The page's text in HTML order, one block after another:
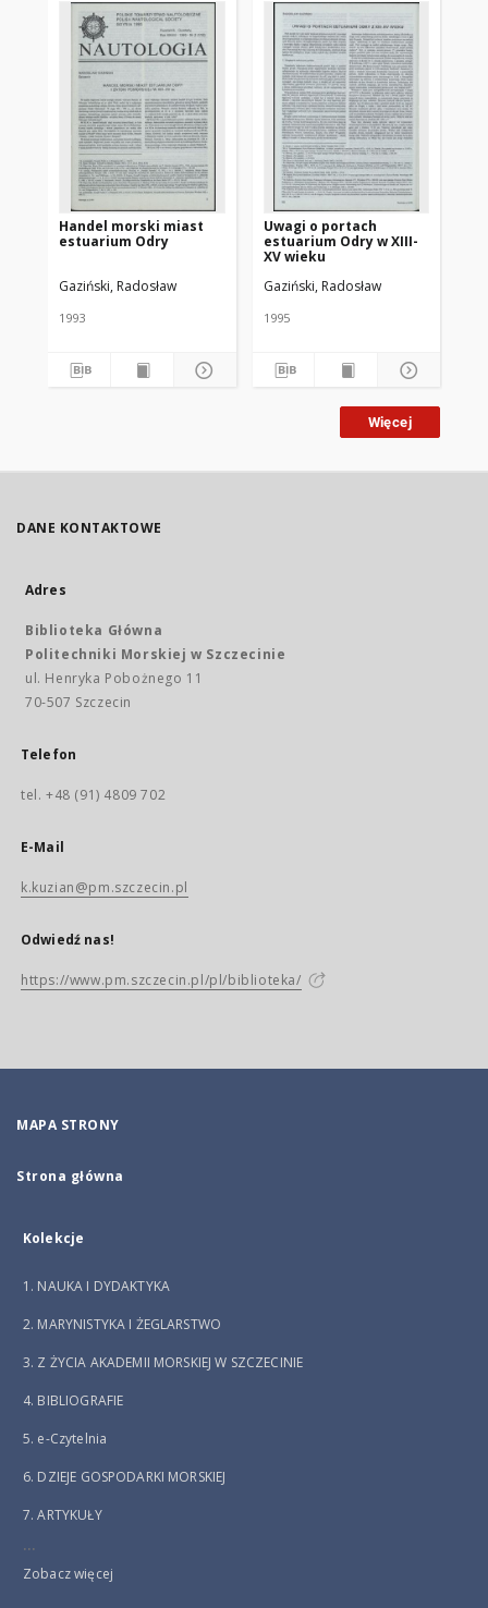
Handel morski miast
estuarium Odry
Gaziński, Radosław
1993
Uwagi o portach
estuarium Odry w XIII-
XV wieku
Gaziński, Radosław
1995
Więcej
DANE KONTAKTOWE
Adres
Biblioteka Główna
Politechniki Morskiej w Szczecinie
ul. Henryka Pobożnego 11
70-507 Szczecin
Telefon
tel. +48 (91) 4809 702
E-Mail
k.kuzian@pm.szczecin.pl
Odwiedź nas!
https://www.pm.szczecin.pl/pl/biblioteka/
MAPA STRONY
Strona główna
Kolekcje
1. NAUKA I DYDAKTYKA
2. MARYNISTYKA I ŻEGLARSTWO
3. Z ŻYCIA AKADEMII MORSKIEJ W SZCZECINIE
4. BIBLIOGRAFIE
5. e-Czytelnia
6. DZIEJE GOSPODARKI MORSKIEJ
7. ARTYKUŁY
...
Zobacz więcej